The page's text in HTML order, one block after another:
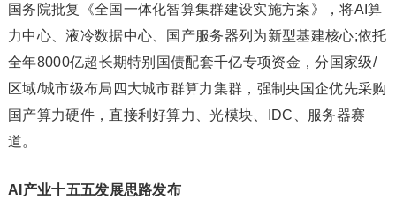
国务院批复《全国一体化智算集群建设实施方案》，将AI算
力中心、液冷数据中心、国产服务器列为新型基建核心;依托
全年8000亿超长期特别国债配套千亿专项资金，分国家级/
区域/城市级布局四大城市群算力集群，强制央国企优先采购
国产算力硬件，直接利好算力、光模块、IDC、服务器赛
道。
AI 产业十五五发展思路发布